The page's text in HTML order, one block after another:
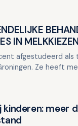
IN MELKKIEZEN
afgestudeerd als
Ze heeft
kinderen: meer